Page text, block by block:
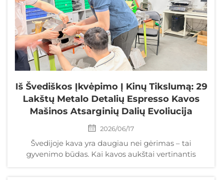
Iš Švediškos Įkvėpimo Į Kinų Tikslumą: 29
Lakštų Metalo Detalių Espresso Kavos
Mašinos Atsarginių Dalių Evoliucija
2026/06/17
Švedijoje kava yra daugiau nei gėrimas – tai
gyvenimo būdas. Kai kavos aukštai vertinantis